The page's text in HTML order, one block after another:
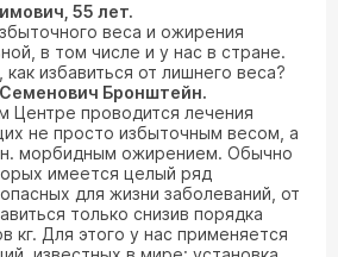
55 лет.
веса и ожирения
в том числе и у нас в стране.
избавиться от лишнего веса?
Бронштейн.
Центре проводится лечения
не просто избыточным весом, а
морбидным ожирением. Обычно
имеется целый ряд
для жизни заболеваний, от
только снизив порядка
кг. Для этого у нас применяется